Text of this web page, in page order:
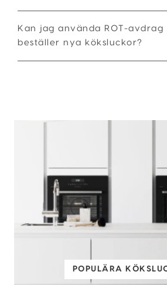
Kan jag använda ROT-avdrag
beställer nya köksluckor?
POPULÄRA